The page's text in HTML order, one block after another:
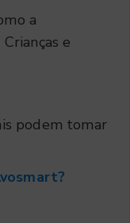
a
e
podem tomar